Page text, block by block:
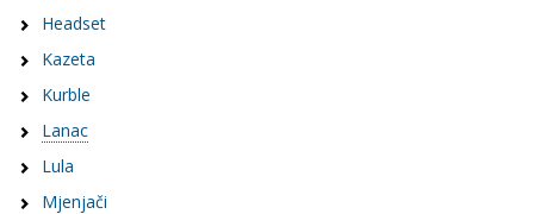
Headset
Kazeta
Kurble
Lanac
Lula
Mjenjači